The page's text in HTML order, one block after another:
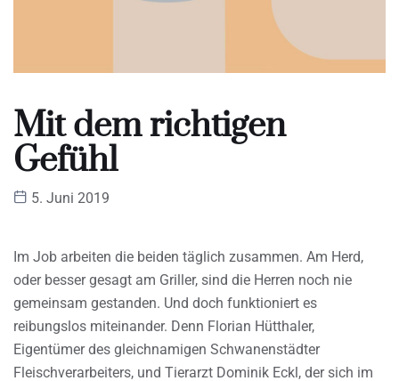
Mit dem richtigen
Gefühl
5. Juni 2019
Im Job arbeiten die beiden täglich zusammen. Am Herd,
oder besser gesagt am Griller, sind die Herren noch nie
gemeinsam gestanden. Und doch funktioniert es
reibungslos miteinander. Denn Florian Hütthaler,
Eigentümer des gleichnamigen Schwanenstädter
Fleischverarbeiters, und Tierarzt Dominik Eckl, der sich im